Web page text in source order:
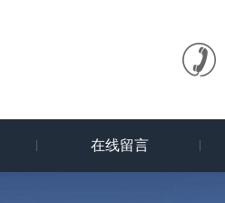
在线留言